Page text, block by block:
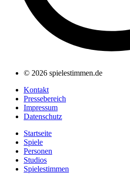
© 2026 spielestimmen.de
Kontakt
Pressebereich
Impressum
Datenschutz
Startseite
Spiele
Personen
Studios
Spielestimmen